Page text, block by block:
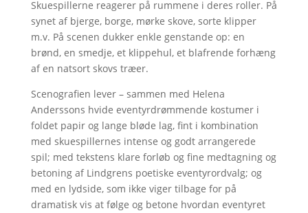
Skuespillerne reagerer på rummene i deres roller. På
synet af bjerge, borge, mørke skove, sorte klipper
m.v. På scenen dukker enkle genstande op: en
brønd, en smedje, et klippehul, et blafrende forhæng
af en natsort skovs træer.
Scenografien lever – sammen med Helena
Anderssons hvide eventyrdrømmende kostumer i
foldet papir og lange bløde lag, fint i kombination
med skuespillernes intense og godt arrangerede
spil; med tekstens klare forløb og fine medtagning og
betoning af Lindgrens poetiske eventyrordvalg; og
med en lydside, som ikke viger tilbage for på
dramatisk vis at følge og betone hvordan eventyret